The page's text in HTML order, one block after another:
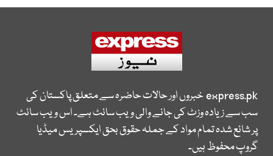
express.pkخبروں اور حالات حاضرہ سے متعلق پاکستان کی
سب سے زیادہ وزٹ کی جانے والی ویب سائٹ ہے۔ اس ویب سائٹ
پر شائع شدہ تمام مواد کے جملہ حقوق بحق ایکسپریس میڈیا
گروپ محفوظ ہیں۔